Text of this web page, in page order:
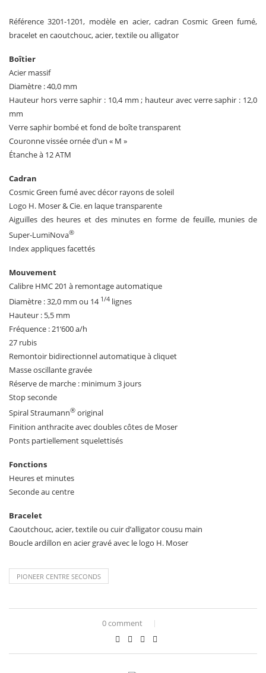
Référence 3201-1201, modèle en acier, cadran Cosmic Green fumé,
bracelet en caoutchouc, acier, textile ou alligator
Boîtier
Acier massif
Diamètre : 40,0 mm
Hauteur hors verre saphir : 10,4 mm ; hauteur avec verre saphir : 12,0
mm
Verre saphir bombé et fond de boîte transparent
Couronne vissée ornée d’un « M »
Étanche à 12 ATM
Cadran
Cosmic Green fumé avec décor rayons de soleil
Logo H. Moser & Cie. en laque transparente
Aiguilles des heures et des minutes en forme de feuille, munies de
Super-LumiNova®
Index appliques facettés
Mouvement
Calibre HMC 201 à remontage automatique
Diamètre : 32,0 mm ou 14 1/4 lignes
Hauteur : 5,5 mm
Fréquence : 21‘600 a/h
27 rubis
Remontoir bidirectionnel automatique à cliquet
Masse oscillante gravée
Réserve de marche : minimum 3 jours
Stop seconde
Spiral Straumann® original
Finition anthracite avec doubles côtes de Moser
Ponts partiellement squelettisés
Fonctions
Heures et minutes
Seconde au centre
Bracelet
Caoutchouc, acier, textile ou cuir d’alligator cousu main
Boucle ardillon en acier gravé avec le logo H. Moser
PIONEER CENTRE SECONDS
0 comment